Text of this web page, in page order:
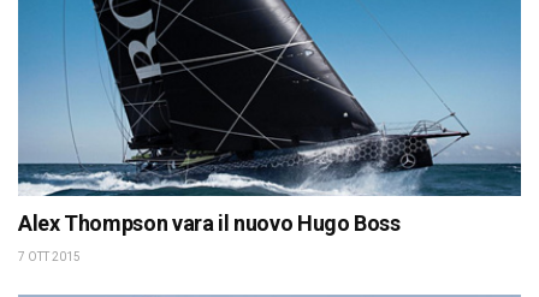
Alex Thompson vara il nuovo Hugo Boss
7 OTT 2015